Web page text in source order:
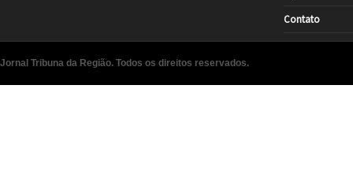
Contato
Jornal Tribuna da Região. Todos os direitos reservados.